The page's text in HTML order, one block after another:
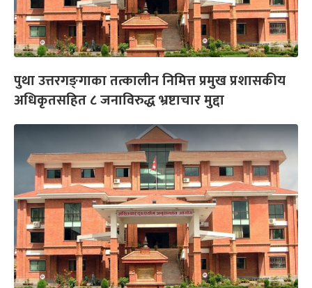
पुथा उत्तरगङ्‍गाका तत्कालीन निमित्त प्रमुख प्रशासकीय
अधिकृतसहित ८ जनाविरुद्ध भ्रष्टाचार मुद्दा